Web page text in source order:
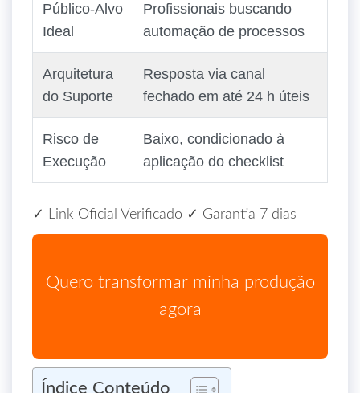
Público‑Alvo
Ideal
Profissionais buscando
automação de processos
Arquitetura
do Suporte
Resposta via canal
fechado em até 24 h úteis
Risco de
Execução
Baixo, condicionado à
aplicação do checklist
✓ Link Oficial Verificado ✓ Garantia 7 dias
Quero transformar minha produção
agora
Índice Conteúdo